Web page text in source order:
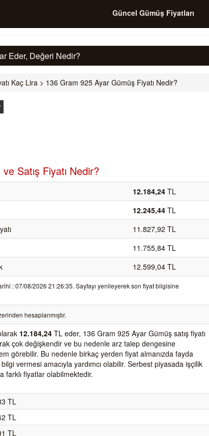
Güncel Gümüş Fiyatları
Eder, Değeri Nedir?
Kaç Lira > 136 Gram 925 Ayar Gümüş Fiyatı Nedir?
Satış Fiyatı Nedir?
12.184,24 TL
12.245,44 TL
11.827,92 TL
11.755,84 TL
12.599,04 TL
: 07/08/2026 21:26:35. Sayfayı yenileyerek son fiyat bilgisine
hesaplanmıştır.
12.184,24 TL eder, 136 Gram 925 Ayar Gümüş satış fiyatı
çok değişkendir ve bu nedenle arz talep dengesine
görebilir. Bu nedenle birkaç yerden fiyat almanızda fayda
vermesi amacıyla yardımcı olabilir. Serbest piyasada işçilik
farklı fiyatlar olabilmektedir.
TL
TL
TL